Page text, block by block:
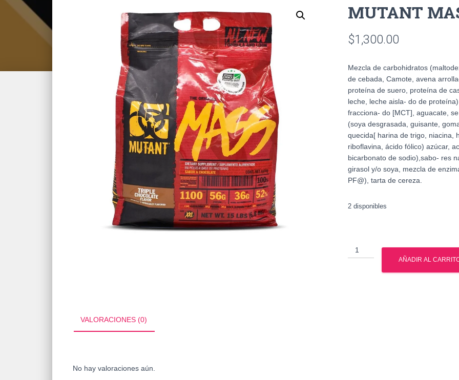
MUTANT
$1,300.00
Mezcla de carbohidratos
de cebada, Camote, avena
proteína de suero, proteína de
leche, leche aisla- do de
fracciona- do [MCT], aguacate,
(soya desgrasada, guisante,
quecida[ harina de trigo, niacina,
riboflavina, ácido fólico) azúcar,
bicarbonato de sodio),sabo- res
girasol y/o soya, mezcla de
PF@), tarta de cereza.
2 disponibles
MUTANT
MASS
AÑADIR AL
VALORACIONES (0)
No hay valoraciones aún.